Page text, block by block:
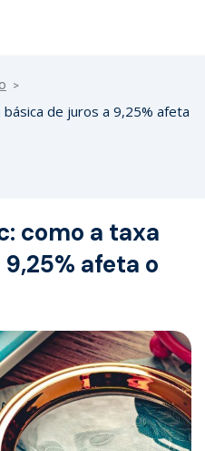
de juros a 9,25% afeta
como a taxa
afeta o